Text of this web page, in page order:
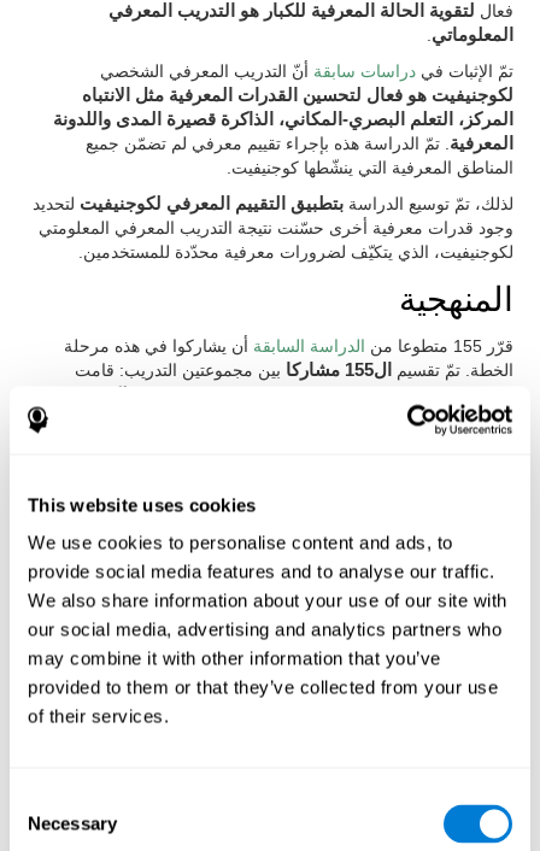
This website uses cookies
We use cookies to personalise content and ads, to
provide social media features and to analyse our traffic.
We also share information about your use of our site with
our social media, advertising and analytics partners who
may combine it with other information that you’ve
provided to them or that they’ve collected from your use
of their services.
Selection
Necessary
فعال لتقوية الحالة المعرفية للكبار هو التدريب المعرفي
المعلوماتي
تمّ الإثبات فيدراسات سابقة أنّ التدريب المعرفي الشخصي
لكوجنيفيت هو فعال لتحسين القدرات المعرفية مثل الانتباه
المركز، التعلم البصري-المكاني، الذاكرة قصيرة المدى واللدونة
المعرفية . تمّ الدراسة هذه بإجراء تقييم معرفي لم تضمّن جميع
المناطق المعرفية التي ينشّطها كوجنيفيت.
لذلك، تمّ توسيع الدراسةبتطبيق التقييم المعرفي لكوجنيفيت لتحديد
وجود قدرات معرفية أخرى حسّنت نتيجة التدريب المعرفي المعلومتي
لكوجنيفيت، الذي يتكيّف لضرورات معرفية محدّدة للمستخدمين.
المنهجية
قرّر 155 متطوعا من الدراسة السابقة أن يشاركوا في هذه مرحلة
الخطة. تمّ تقسيم
ال155 مشاركا
بين مجموعتين التدريب: قامت
واستخدمت المجموعة الأخرى
التدريب خلال
صعوبة الأنشطة أو تكرر ظهورها. من ناحية أخرى، كانتألعاب
Mathematical triangle, Labyrinth, X-O, Tangram, Tennis,
Memory - Simon, Memory - Pairs, Numbers, Tetris, Puzzles,
Target practice, Snake.
تم قياس التدريب المعرفي من بداية التدريب وبعد ثلاثة شهوربعد
نهاية التدريب. لذلك، تمّ استخدامالتقييم المعرفي العام لكوجنيفيت،
أو المسمى “Neuropsychological Examination - CogniFit (NEM)”
مماثلفة للاختبارات العصبية-المعرفية
النتائج والاستنتاجات